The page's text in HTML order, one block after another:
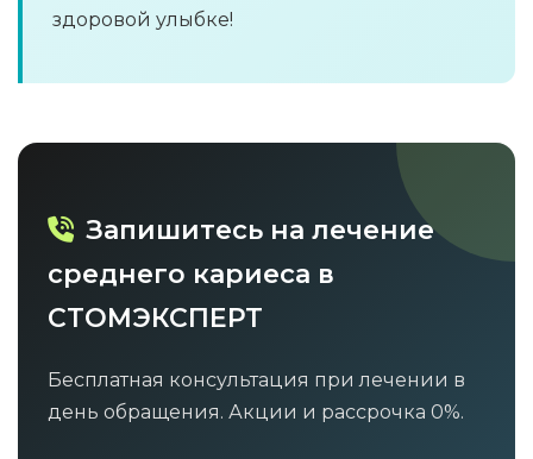
здоровой улыбке!
Запишитесь на лечение
среднего кариеса в
СТОМЭКСПЕРТ
Бесплатная консультация при лечении в
день обращения. Акции и рассрочка 0%.